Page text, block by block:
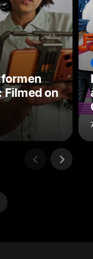
Filmed on